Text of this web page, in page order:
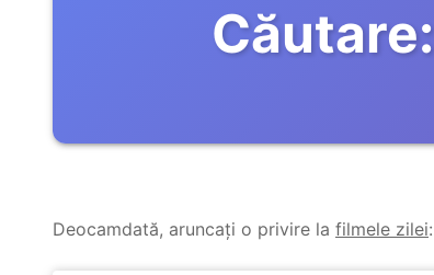
Căutare:
Deocamdată, aruncați o privire la filmele zilei: